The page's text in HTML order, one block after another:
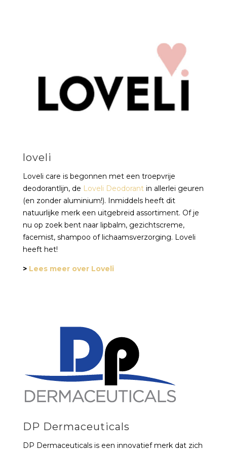
loveli
Loveli care is begonnen met een troepvrije
deodorantlijn, de Loveli Deodorantin allerlei geuren
(en zonder aluminium!). Inmiddels heeft dit
natuurlijke merk een uitgebreid assortiment. Of je
nu op zoek bent naar lipbalm, gezichtscreme,
facemist, shampoo of lichaamsverzorging. Loveli
heeft het!
> Lees meer over Loveli
DP Dermaceuticals
DP Dermaceuticals is een innovatief merk dat zich